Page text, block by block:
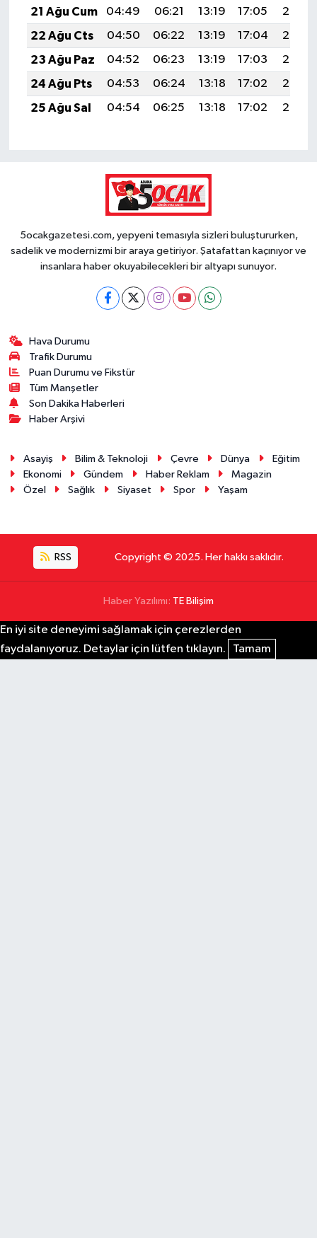
21 Ağu Cum 04:49 06:21 13:19 17:05
20:07
22 Ağu Cts
04:50 06:22 13:19 17:04
20:06
23 Ağu Paz
04:52 06:23 13:19 17:03
20:05
24 Ağu Pts
04:53 06:24 13:18 17:02
20:03
25 Ağu Sal
04:54 06:25 13:18 17:02 20:02
5ocakgazetesi.com, yepyeni temasıyla sizleri buluştururken,
sadelik ve modernizmi bir araya getiriyor. Şatafattan kaçınıyor ve
insanlara haber okuyabilecekleri bir altyapı sunuyor.
Hava Durumu
Trafik Durumu
Puan Durumu ve Fikstür
Tüm Manşetler
Son Dakika Haberleri
Haber Arşivi
Asayiş Bilim & Teknoloji Çevre Dünya
Eğitim
Ekonomi
Gündem Haber Reklam
Magazin
Özel
Sağlık Siyaset Spor Yaşam
RSS Copyright © 2025. Her hakkı saklıdır.
Haber Yazılımı: TE Bilişim
En iyi site deneyimi sağlamak için çerezlerden
faydalanıyoruz. Detaylar için lütfen tıklayın.
Tamam